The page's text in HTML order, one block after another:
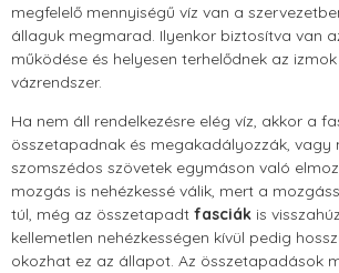
megfelelő mennyiségű víz van a
állaguk megmarad. Ilyenkor biztosítva van
működése és helyesen terhelődnek az
vázrendszer.
Ha nem áll rendelkezésre elég víz, akkor a
összetapadnak és megakadályozzák, vagy
szomszédos szövetek egymáson való
mozgás is nehézkessé válik, mert a
túl, még az összetapadt fasciák is
kellemetlen nehézkességen kívül pedig
okozhat ez az állapot. Az összetapadások